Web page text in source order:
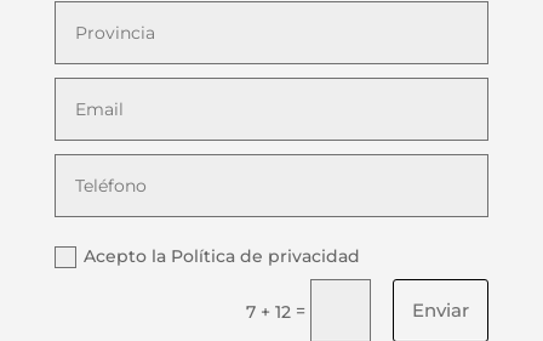
Acepto la Política de privacidad
7 + 12 = Enviar